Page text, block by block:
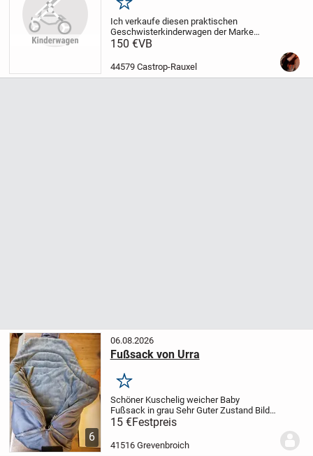
Merken
Ich verkaufe diesen praktischen
Geschwisterkinderwagen der Marke
Deryan. Er wurde lediglich einmal benutzt
Zustand, auch wenn der Originalkarton
nicht mehr vorhanden...
150 €VB
44579 Castrop-Rauxel
6
06.08.2026
Fußsack von Urra
Merken
Schöner Kuschelig weicher Baby
Fußsack in grauSehr Guter Zustand Bild
4 sind 60 cm länge
Nichtraucherhaushalt
da solange er eingestellt ist
15 €Festpreis
41516 Grevenbroich